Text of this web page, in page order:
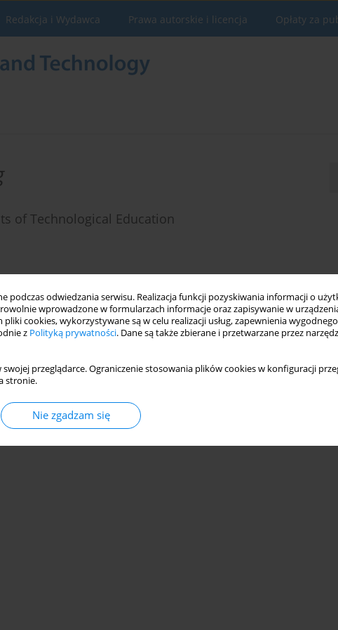
podczas odwiedzania serwisu. Realizacja funkcji pozyskiwania informacji o
wprowadzone w formularzach informacje oraz zapisywanie w
pliki cookies, wykorzystywane są w celu realizacji usług, zapewnienia
z Polityką prywatności. Dane są także zbierane i przetwarzane przez
przeglądarce. Ograniczenie stosowania plików cookies w konfiguracji
stronie.
Nie zgadzam się
Redakcja i Wydawca Prawa autorskie i licencja Opłaty za
of Technological Education
Statystyki